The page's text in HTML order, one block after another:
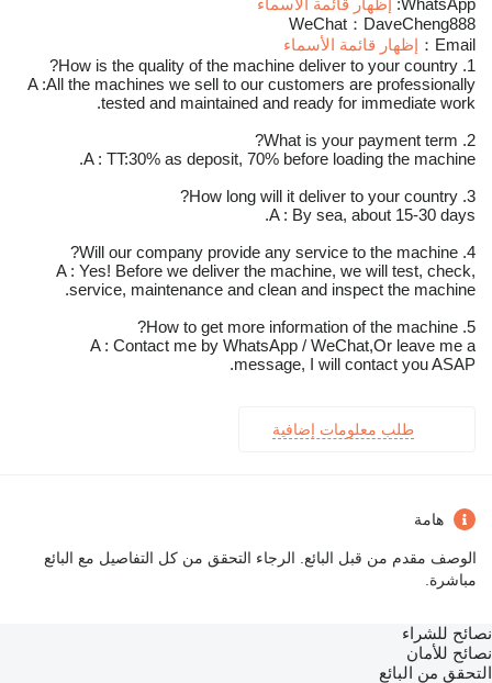
WeChat：DaveCheng888
Email：
إظهار قائمة الأسماء
1. How is the quality of the machine deliver to your country?
A :All the machines we sell to our customers are professionally
tested and maintained and ready for immediate work.
2. What is your payment term?
A : TT:30% as deposit, 70% before loading the machine.
3. How long will it deliver to your country?
A : By sea, about 15-30 days.
4. Will our company provide any service to the machine?
A : Yes! Before we deliver the machine, we will test, check,
service, maintenance and clean and inspect the machine.
5. How to get more information of the machine?
A : Contact me by WhatsApp / WeChat,Or leave me a
message, I will contact you ASAP.
طلب معلومات إضافية
هامة
الوصف مقدم من قبل البائع. الرجاء التحقق من كل التفاصيل مع البائع
مباشرة.
نصائح للشراء
نصائح للأمان
التحقق من البائع